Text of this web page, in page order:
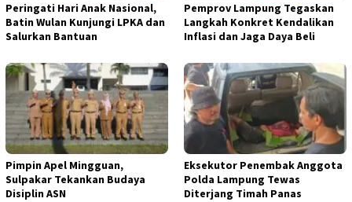
Peringati Hari Anak Nasional,
Batin Wulan Kunjungi LPKA dan
Salurkan Bantuan
Pemprov Lampung Tegaskan
Langkah Konkret Kendalikan
Inflasi dan Jaga Daya Beli
Pimpin Apel Mingguan,
Sulpakar Tekankan Budaya
Disiplin ASN
Eksekutor Penembak Anggota
Polda Lampung Tewas
Diterjang Timah Panas